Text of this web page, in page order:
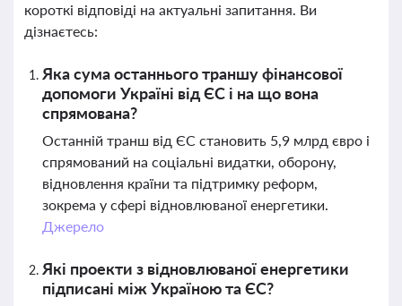
короткі відповіді на актуальні запитання. Ви
дізнаєтесь:
Яка сума останнього траншу фінансової
допомоги Україні від ЄС і на що вона
спрямована?
Останній транш від ЄС становить 5,9 млрд євро і
спрямований на соціальні видатки, оборону,
відновлення країни та підтримку реформ,
зокрема у сфері відновлюваної енергетики.
Джерело
Які проекти з відновлюваної енергетики
підписані між Україною та ЄС?